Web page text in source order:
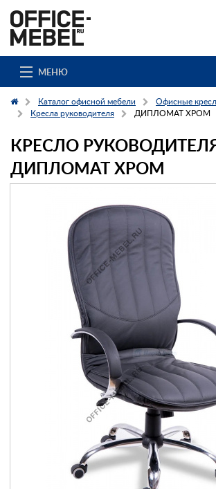
МЕНЮ
Каталог
О компании
Гос. заказчикам
Заказ каталога
Заказать обратный звонок
Каталог офисной мебели
Офисные
Кресла руководителя
ДИПЛОМАТ ХРОМ
КРЕСЛО
ДИПЛОМАТ ХРОМ